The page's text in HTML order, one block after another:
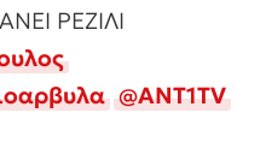
ΡΕΖΙΛΙ
@ANT1TV